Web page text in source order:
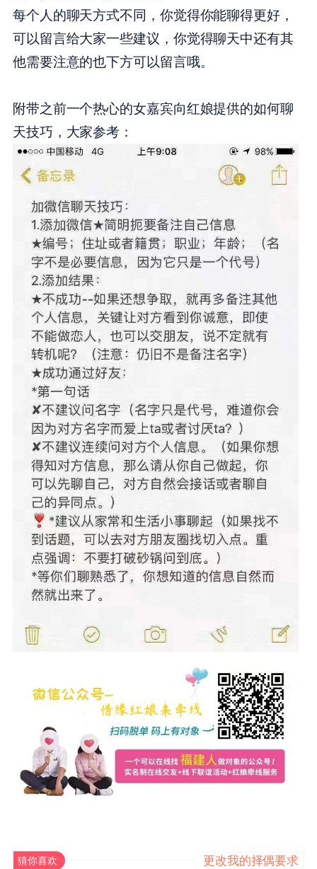
每个人的聊天方式不同，你觉得你能聊得更好，
可以留言给大家一些建议，你觉得聊天中还有其
他需要注意的也下方可以留言哦。
附带之前一个热心的女嘉宾向红娘提供的如何聊
天技巧，大家参考：
猜你喜欢 更改我的择偶要求